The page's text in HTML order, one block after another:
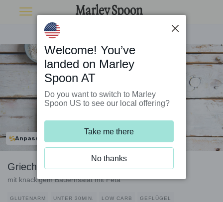
Anpassbar
Griechischer Hähnchenteller
mit knackigem Bauernsalat mit Feta
GLUTENARM UNTER 30MIN. LOW CARB GEFLÜGEL
Welcome! You’ve
landed on Marley
Spoon AT
Do you want to switch to Marley
Spoon US to see our local offering?
Take me there
No thanks